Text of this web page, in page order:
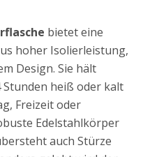
bietet eine
hoher Isolierleistung,
Design. Sie hält
Stunden heiß oder kalt
Freizeit oder
Edelstahlkörper
auch Stürze